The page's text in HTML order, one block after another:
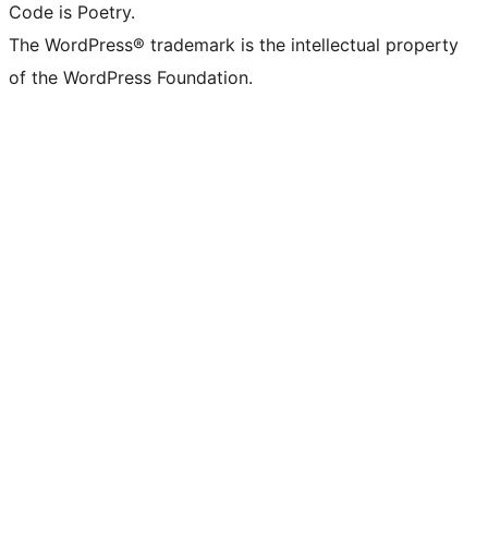
Code is Poetry.
The WordPress® trademark is the intellectual property
of the WordPress Foundation.